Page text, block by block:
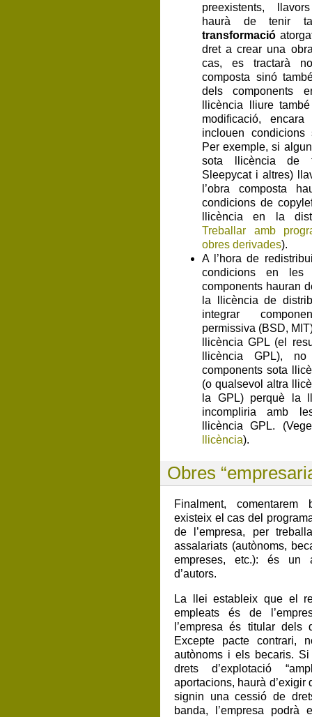
preexistents,
haurà de tenir
transformació
dret a crear una
cas, es tractarà
composta sinó
dels components
llicència lliure
modificació,
inclouen condicions
Per exemple, si
sota llicència de
Sleepycat i altres)
l’obra composta
condicions de
llicència en la
Treballar amb
obres derivades).
A l’hora de
condicions en les
components hauran
la llicència de
integrar
permissiva (BSD,
llicència GPL (el
llicència GPL),
components sota
(o qualsevol altra
la GPL) perquè la
incompliria amb
llicència GPL.
llicència).
Obres
Finalment, comentarem
existeix el cas del
de l’empresa, per
assalariats (autònoms,
empreses, etc.): és un
d’autors.
La llei estableix que el
empleats és de
l’empresa és titular dels
Excepte pacte
autònoms i els becaris. Si
drets d’explotació
aportacions, haurà d’exigir
signin una cessió de
banda, l’empresa podrà